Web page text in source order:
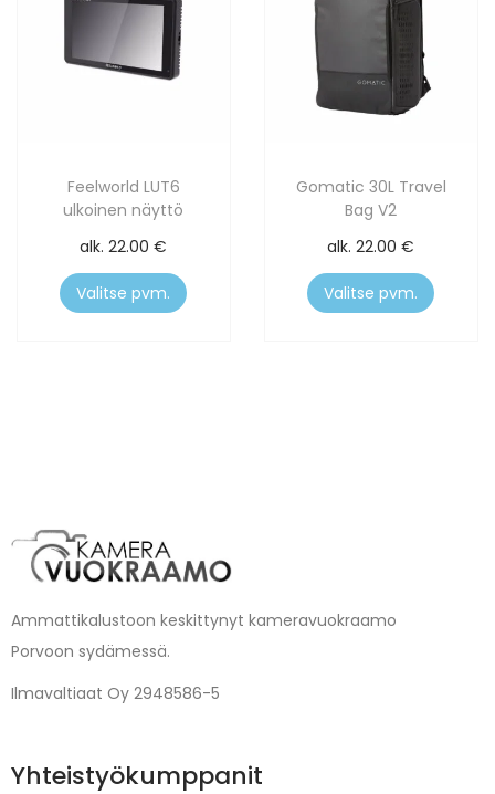
Feelworld LUT6
ulkoinen näyttö
alk.22.00€
Valitse pvm.
Gomatic 30L Travel
Bag V2
alk.22.00€
Valitse pvm.
Ammattikalustoon keskittynyt kameravuokraamo
Porvoon sydämessä.
Ilmavaltiaat Oy 2948586-5
Yhteistyökumppanit